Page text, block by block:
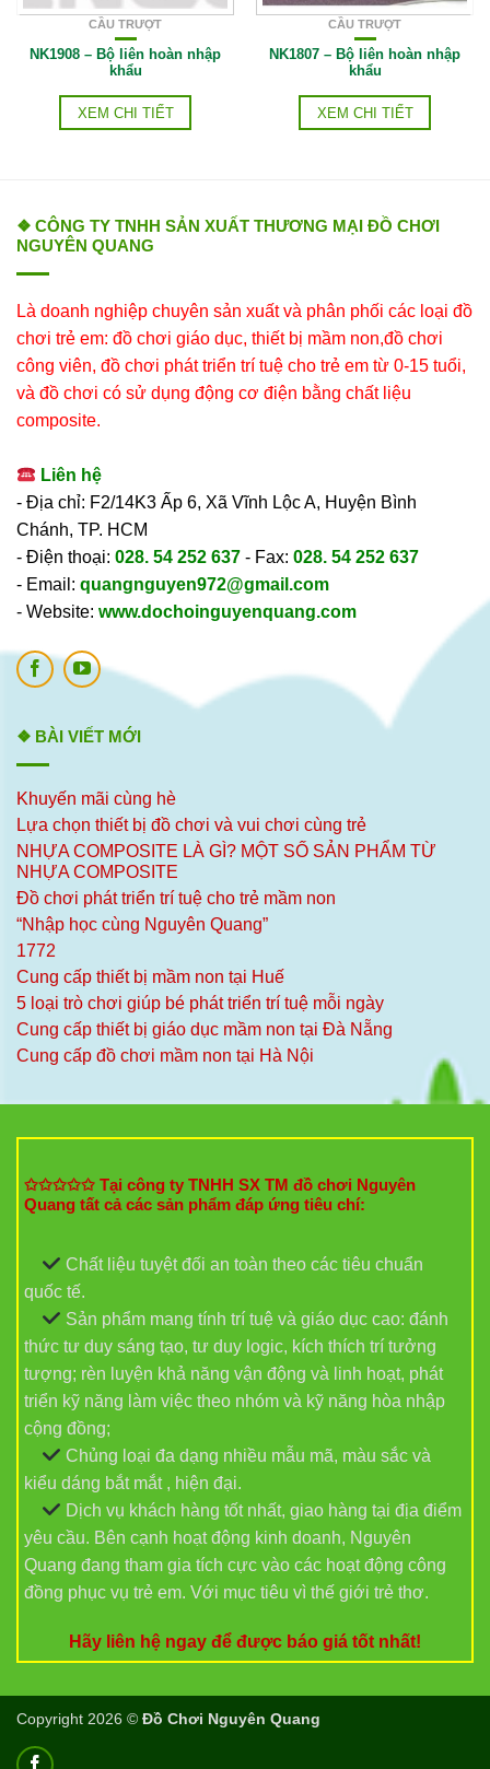
CẦU TRƯỢT
NK1908 – Bộ liên hoàn nhập
khẩu
XEM CHI TIẾT
CẦU TRƯỢT
NK1807 – Bộ liên hoàn nhập
khẩu
XEM CHI TIẾT
❖ CÔNG TY TNHH SẢN XUẤT THƯƠNG MẠI ĐỒ CHƠI
NGUYÊN QUANG
Là doanh nghiệp chuyên sản xuất và phân phối các loại đồ
chơi trẻ em: đồ chơi giáo dục, thiết bị mầm non,đồ chơi
công viên, đồ chơi phát triển trí tuệ cho trẻ em từ 0-15 tuổi,
và đồ chơi có sử dụng động cơ điện bằng chất liệu
composite.
Liên hệ
- Địa chỉ: F2/14K3 Ấp 6, Xã Vĩnh Lộc A, Huyện Bình
Chánh, TP. HCM
- Điện thoại: 028. 54 252 637 - Fax: 028. 54 252 637
- Email: quangnguyen972@gmail.com
- Website: www.dochoinguyenquang.com
❖ BÀI VIẾT MỚI
Khuyến mãi cùng hè
Lựa chọn thiết bị đồ chơi và vui chơi cùng trẻ
NHỰA COMPOSITE LÀ GÌ? MỘT SỐ SẢN PHẨM TỪ
NHỰA COMPOSITE
Đồ chơi phát triển trí tuệ cho trẻ mầm non
“Nhập học cùng Nguyên Quang”
1772
Cung cấp thiết bị mầm non tại Huế
5 loại trò chơi giúp bé phát triển trí tuệ mỗi ngày
Cung cấp thiết bị giáo dục mầm non tại Đà Nẵng
Cung cấp đồ chơi mầm non tại Hà Nội
✩✩✩✩✩ Tại công ty TNHH SX TM đồ chơi Nguyên
Quang tất cả các sản phẩm đáp ứng tiêu chí:
Chất liệu tuyệt đối an toàn theo các tiêu chuẩn
quốc tế.
Sản phẩm mang tính trí tuệ và giáo dục cao: đánh
thức tư duy sáng tạo, tư duy logic, kích thích trí tưởng
tượng; rèn luyện khả năng vận động và linh hoạt, phát
triển kỹ năng làm việc theo nhóm và kỹ năng hòa nhập
cộng đồng;
Chủng loại đa dạng nhiều mẫu mã, màu sắc và
kiểu dáng bắt mắt , hiện đại.
Dịch vụ khách hàng tốt nhất, giao hàng tại địa điểm
yêu cầu. Bên cạnh hoạt động kinh doanh, Nguyên
Quang đang tham gia tích cực vào các hoạt động công
đồng phục vụ trẻ em. Với mục tiêu vì thế giới trẻ thơ.
Hãy liên hệ ngay để được báo giá tốt nhất!
Copyright 2026 © Đồ Chơi Nguyên Quang